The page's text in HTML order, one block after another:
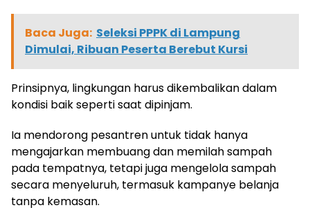
Baca Juga: Seleksi PPPK di Lampung
Dimulai, Ribuan Peserta Berebut Kursi
Prinsipnya, lingkungan harus dikembalikan dalam
kondisi baik seperti saat dipinjam.
Ia mendorong pesantren untuk tidak hanya
mengajarkan membuang dan memilah sampah
pada tempatnya, tetapi juga mengelola sampah
secara menyeluruh, termasuk kampanye belanja
tanpa kemasan.